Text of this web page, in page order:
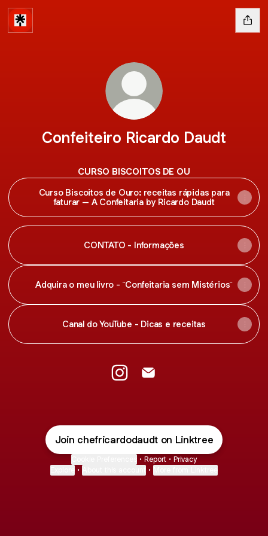
Confeiteiro Ricardo Daudt
CURSO BISCOITOS DE OU
Curso Biscoitos de Ouro: receitas rápidas para
faturar – A Confeitaria by Ricardo Daudt
CONTATO - Informações
Adquira o meu livro - ¨Confeitaria sem Mistérios¨
Canal do YouTube - Dicas e receitas
Join chefricardodaudt on Linktree
• Report • Privacy
• •